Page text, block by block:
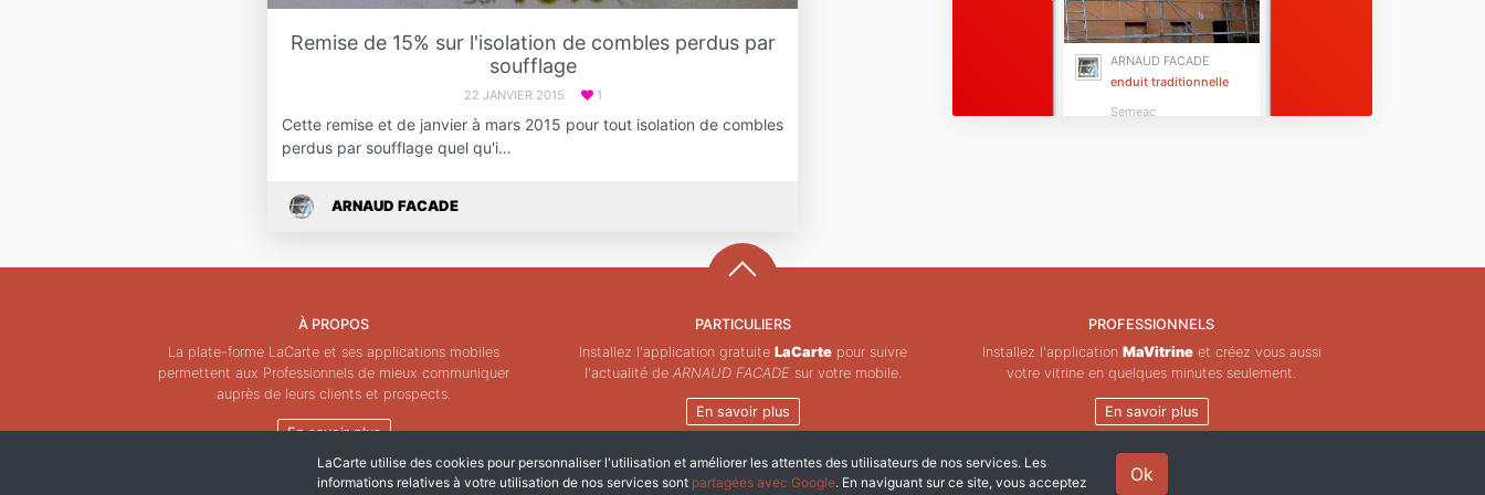
Remise de 15% sur l'isolation de combles perdus par
soufflage
22 JANVIER 2015 1
Cette remise et de janvier à mars 2015 pour tout isolation de combles
perdus par soufflage quel qu'i…
ARNAUD FACADE
ARNAUD FACADE
enduit traditionnelle
Semeac
À PROPOS
La plate-forme LaCarte et ses applications mobiles
permettent aux Professionnels de mieux communiquer
auprès de leurs clients et prospects.
En savoir plus
PARTICULIERS
Installez l'application gratuite LaCartepour suivre
l'actualité de ARNAUD FACADEsur votre mobile.
En savoir plus
PROFESSIONNELS
Installez l'application MaVitrineet créez vous aussi
votre vitrine en quelques minutes seulement.
En savoir plus
Copyright © ZeMAP 2026 - Tous droits réservés. Ok
LaCarte utilise des cookies pour personnaliser l'utilisation et améliorer les attentes des utilisateurs de nos services. Les
informations relatives à votre utilisation de nos services sont partagées avec Google. En naviguant sur ce site, vous acceptez